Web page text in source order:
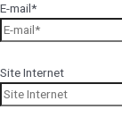
E-mail*
Site Internet